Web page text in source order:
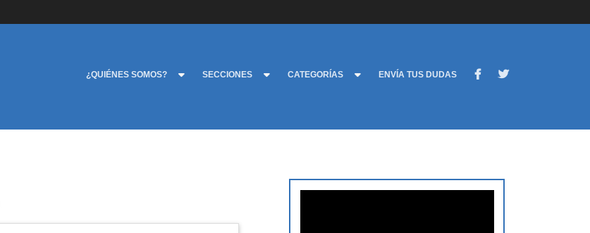
¿QUIÉNES SOMOS? SECCIONES CATEGORÍAS ENVÍA TUS DUDAS